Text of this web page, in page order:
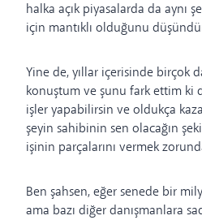
halka açık piyasalarda da aynı
için mantıklı olduğunu
Yine de, yıllar içerisinde birçok
konuştum ve şunu fark ettim ki
işler yapabilirsin ve oldukça
şeyin sahibinin sen olacağın
işinin parçalarını vermek
Ben şahsen, eğer senede bir
ama bazı diğer danışmanlara